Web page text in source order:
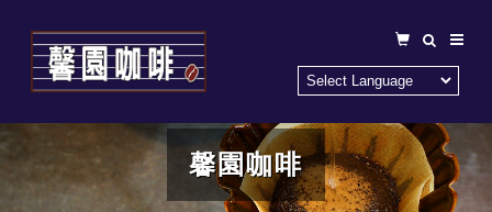
馨園咖啡